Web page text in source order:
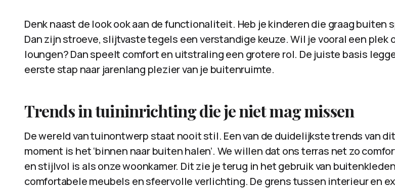
Denk naast de look ook aan de functionaliteit. Heb je kinderen die graag buiten
Dan zijn stroeve, slijtvaste tegels een verstandige keuze. Wil je vooral een plek
loungen? Dan speelt comfort en uitstraling een grotere rol. De juiste basis
eerste stap naar jarenlang plezier van je buitenruimte.
Trends in tuininrichting die je niet mag missen
De wereld van tuinontwerp staat nooit stil. Een van de duidelijkste trends van dit
moment is het ‘binnen naar buiten halen’. We willen dat ons terras net zo
en stijlvol is als onze woonkamer. Dit zie je terug in het gebruik van
comfortabele meubels en sfeervolle verlichting. De grens tussen interieur en